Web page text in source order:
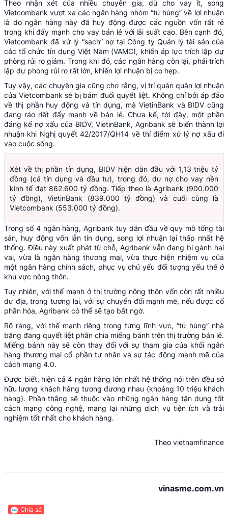
Theo nhận xét của nhiều chuyên gia, dù cho vay ít, song
Vietcombank vượt xa các ngân hàng nhóm “tứ hùng” về lợi nhuận
là do ngân hàng này đã huy động được các nguồn vốn rất rẻ
trong khi đẩy mạnh cho vay bán lẻ với lãi suất cao. Bên cạnh đó,
Vietcombank đã xử lý “sạch” nợ tại Công ty Quản lý tài sản của
các tổ chức tín dụng Việt Nam (VAMC), khiến áp lực trích lập dự
phòng rủi ro giảm. Trong khi đó, các ngân hàng còn lại, phải trích
lập dự phòng rủi ro rất lớn, khiến lợi nhuận bị co hẹp.
Tuy vậy, các chuyên gia cũng cho rằng, vị trí quán quân lợi nhuận
của Vietcombank sẽ bị bám đuổi quyết liệt. Không chỉ bởi áp đảo
về thị phần huy động và tín dụng, mà VietinBank và BIDV cũng
đang ráo riết đẩy mạnh về bán lẻ. Chưa kể, tới đây, một phần
đáng kể nợ xấu của BIDV, VietinBank, Agribank sẽ biến thành lợi
nhuận khi Nghị quyết 42/2017/QH14 về thí điểm xử lý nợ xấu đi
vào cuộc sống.
Xét về thị phần tín dụng, BIDV hiện dẫn đầu với 1,13 triệu tỷ
đồng (cả tín dụng và đầu tư), trong đó, dư nợ cho vay nền
kinh tế đạt 862.600 tỷ đồng. Tiếp theo là Agribank (900.000
tỷ đồng), VietinBank (839.000 tỷ đồng) và cuối cùng là
Vietcombank (553.000 tỷ đồng).
Trong số 4 ngân hàng, Agribank tuy dẫn đầu về quy mô tổng tài
sản, huy động vốn lẫn tín dụng, song lợi nhuận lại thấp nhất hệ
thống. Điều này xuất phát từ chỗ, Agribank vẫn đang bị gánh hai
vai, vừa là ngân hàng thương mại, vừa thực hiện nhiệm vụ của
một ngân hàng chính sách, phục vụ chủ yếu đối tượng yếu thế ở
khu vực nông thôn.
Tuy nhiên, với thế mạnh ở thị trường nông thôn vốn còn rất nhiều
dư địa, trong tương lai, với sự chuyển đổi mạnh mẽ, nếu được cổ
phần hóa, Agribank có thể sẽ tạo bất ngờ.
Rõ ràng, với thế mạnh riêng trong từng lĩnh vực, “tứ hùng” nhà
băng đang quyết liệt phân chia miếng bánh trên thị trường bán lẻ.
Miếng bánh này sẽ còn thay đổi với sự tham gia của khối ngân
hàng thương mại cổ phần tư nhân và sự tác động mạnh mẽ của
cách mạng 4.0.
Được biết, hiện cả 4 ngân hàng lớn nhất hệ thống nói trên đều sở
hữu lượng khách hàng tương đương nhau (khoảng 10 triệu khách
hàng). Phần thắng sẽ thuộc vào những ngân hàng tận dụng tốt
cách mạng công nghệ, mang lại những dịch vụ tiện ích và trải
nghiệm tốt nhất cho khách hàng.
Theo vietnamfinance
vinasme.com.vn
Chia sẻ